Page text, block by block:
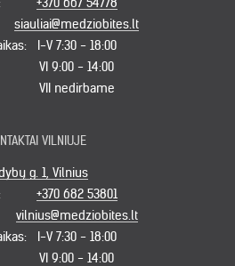
siauliai@medziobites.lt
I-V 7:30 - 18:00
VI 9:00 - 14:00
VII nedirbame
VILNIUJE
g. 1, Vilnius
+370 682 53801
vilnius@medziobites.lt
I-V 7:30 - 18:00
VI 9:00 - 14:00